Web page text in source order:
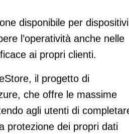
disponibile per dispositivi
l’operatività anche nelle
ai propri clienti.
il progetto di
che offre le massime
agli utenti di
protezione dei propri dati